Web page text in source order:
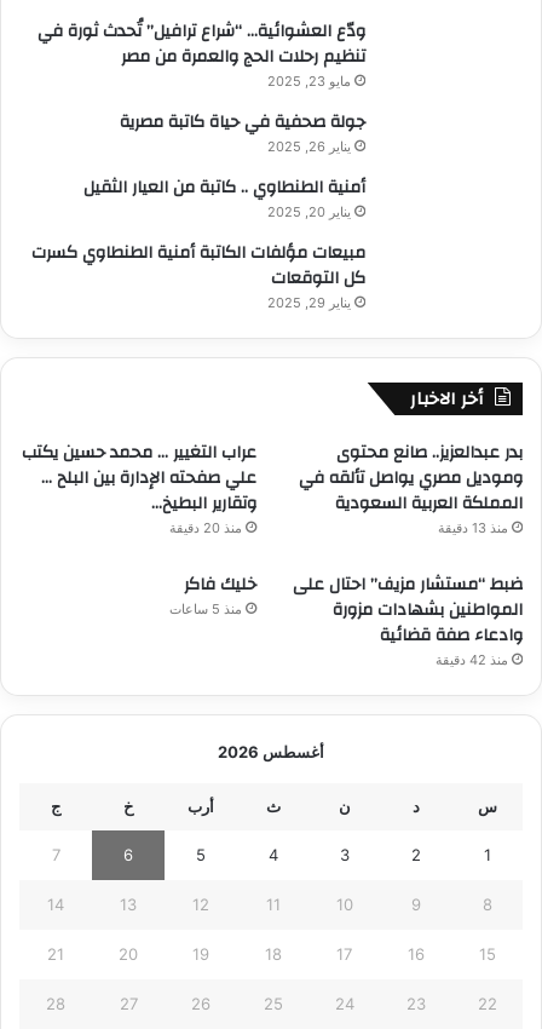
ودّع العشوائية… “شراع ترافيل” تُحدث ثورة في
تنظيم رحلات الحج والعمرة من مصر
مايو 23, 2025
جولة صحفية في حياة كاتبة مصرية
يناير 26, 2025
أمنية الطنطاوي .. كاتبة من العيار الثقيل
يناير 20, 2025
مبيعات مؤلفات الكاتبة أمنية الطنطاوي كسرت
كل التوقعات
يناير 29, 2025
أخر الاخبار
بدر عبدالعزيز.. صانع محتوى
وموديل مصري يواصل تألقه في
المملكة العربية السعودية
منذ 13 دقيقة
عراب التغيير … محمد حسين يكتب
علي صفحته الإدارة بين البلح …
وتقارير البطيخ…
منذ 20 دقيقة
ضبط “مستشار مزيف” احتال على
المواطنين بشهادات مزورة
وادعاء صفة قضائية
منذ 42 دقيقة
خليك فاكر
منذ 5 ساعات
أغسطس 2026
س د ن ث أرب خ ج
1
2
3
4
5
6
7
8
9
10
11
12
13
14
15
16
17
18
19
20
21
22
23
24
25
26
27
28